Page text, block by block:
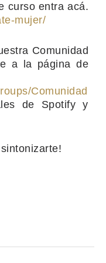
curso entra acá.
mujer/
Comunidad
a la página de
Comunidad
de Spotify y